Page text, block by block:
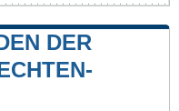
DER